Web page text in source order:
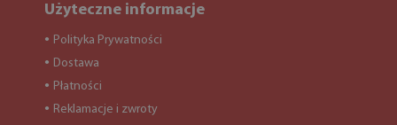
Użyteczne informacje
● Polityka Prywatności
● Dostawa
● Płatności
● Reklamacje i zwroty